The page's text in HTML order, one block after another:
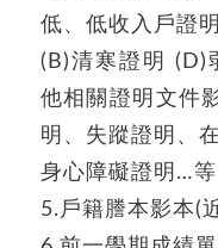
低、低收入戶證明
(B)清寒證明 (D)
他相關證明文件
明、失蹤證明、
身心障礙證明…等
5.戶籍謄本影本(